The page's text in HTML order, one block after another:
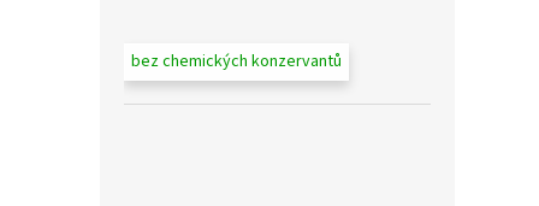
bez chemických konzervantů